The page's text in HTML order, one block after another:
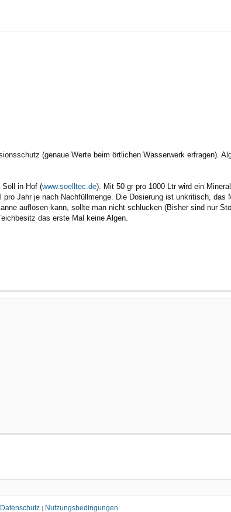
(genaue Werte beim örtlichen Wasserwerk erfragen).
Söll in Hof (www.soelltec.de). Mit 50 gr pro 1000 Ltr wird ein
Jahr je nach Nachfüllmenge. Die Dosierung ist unkritisch,
auflösen kann, sollte man nicht schlucken (Bisher sind nur
das erste Mal keine Algen.
Datenschutz | Nutzungsbedingungen